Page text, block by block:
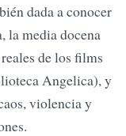
dada a conocer
la media docena
de los films
Angelica), y
violencia y